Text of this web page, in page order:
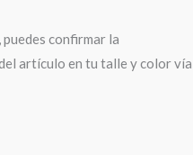
confirmar la
artículo en tu talle y color vía